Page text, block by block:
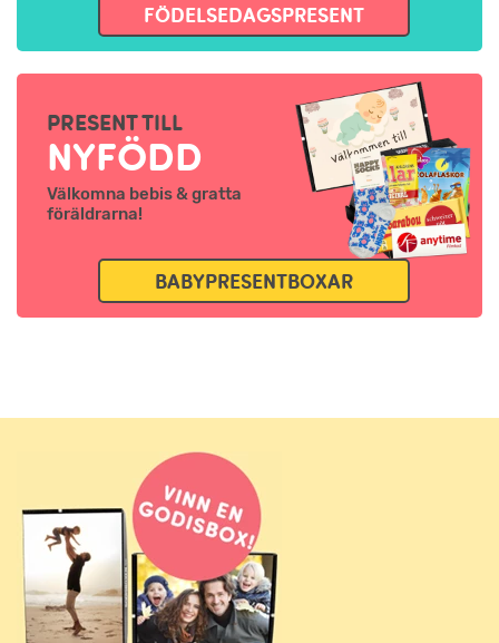
FÖDELSEDAGSPRESENT
PRESENT TILL
NYFÖDD
Välkomna bebis & gratta
föräldrarna!
BABYPRESENTBOXAR